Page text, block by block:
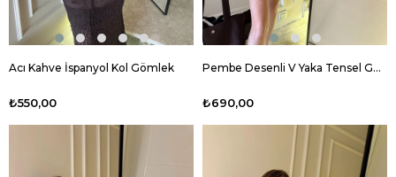
Acı Kahve İspanyol Kol Gömlek
₺550,00
Pembe Desenli V Yaka Tensel Gömlek
₺690,00